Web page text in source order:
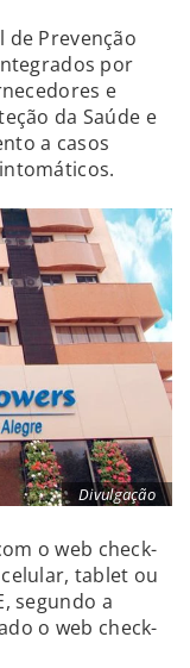
de Prevenção
por
e
da Saúde e
a casos
Divulgação
o web check-
tablet ou
segundo a
o web check-